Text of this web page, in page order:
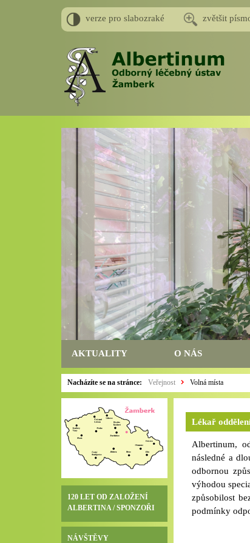
verze pro slabozraké zvětšit
AKTUALITY O NÁS
Nacházíte se na stránce: Veřejnost Volná místa
120 LET OD ZALOŽENÍ
ALBERTINA / SPONZOŘI
NÁVŠTĚVY
Lékař
Albertinum,
následné a
odbornou
výhodou
způsobilost
podmínky
náborový